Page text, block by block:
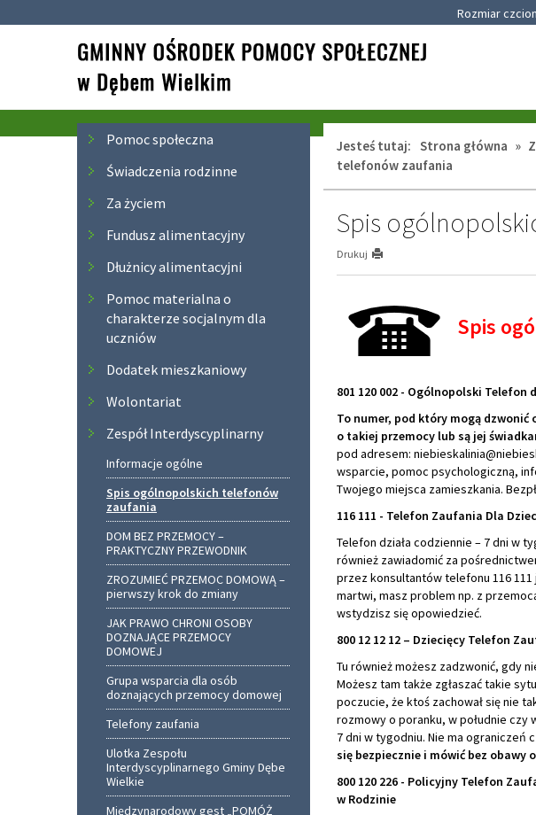
Rozmiar
MenuPomoc społeczna
Świadczenia rodzinne
Za życiem
Fundusz alimentacyjny
Dłużnicy alimentacyjni
Pomoc materialna o
charakterze socjalnym dla
uczniów
Dodatek mieszkaniowy
Wolontariat
Zespół Interdyscyplinarny
Informacje ogólne
Spis ogólnopolskich telefonów
zaufania
DOM BEZ PRZEMOCY –
PRAKTYCZNY PRZEWODNIK
ZROZUMIEĆ PRZEMOC DOMOWĄ –
pierwszy krok do zmiany
JAK PRAWO CHRONI OSOBY
DOZNAJĄCE PRZEMOCY
DOMOWEJ
Grupa wsparcia dla osób
doznających przemocy domowej
Telefony zaufania
Ulotka Zespołu
Interdyscyplinarnego Gminy Dębe
Wielkie
Międzynarodowy gest „POMÓŻ
Jesteś tutaj: Strona główna »
telefonów zaufania
Spis
Drukuj
Spis
801 120 002 - Ogólnopolski
To numer, pod który mogą dzwonić
o takiej przemocy lub są jej
pod adresem:
wsparcie, pomoc psychologiczną,
Twojego miejsca zamieszkania.
116 111 - Telefon Zaufania Dla
Telefon działa codziennie – 7 dni w
również zawiadomić za
przez konsultantów telefonu 116 111
martwi, masz problem np. z
wstydzisz się opowiedzieć.
800 12 12 12 – Dziecięcy Telefon
Tu również możesz zadzwonić, gdy
Możesz tam także zgłaszać takie
poczucie, że ktoś zachował się nie
rozmowy o poranku, w południe
7 dni w tygodniu. Nie ma ograniczeń
się bezpiecznie i mówić bez obawy
800 120 226 - Policyjny Telefon
w Rodzinie